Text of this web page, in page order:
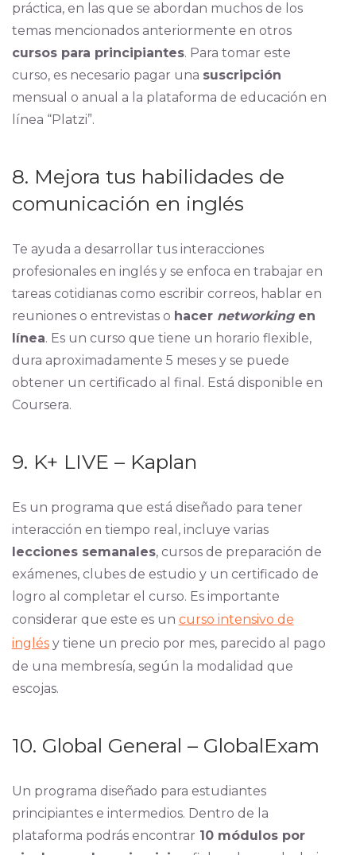
práctica, en las que se abordan muchos de los
temas mencionados anteriormente en otros
cursos para principiantes. Para tomar este
curso, es necesario pagar una suscripción
mensual o anual a la plataforma de educación en
línea “Platzi”.
8. Mejora tus habilidades de
comunicación en inglés
Te ayuda a desarrollar tus interacciones
profesionales en inglés y se enfoca en trabajar en
tareas cotidianas como escribir correos, hablar en
reuniones o entrevistas o hacer networkingen
línea. Es un curso que tiene un horario flexible,
dura aproximadamente 5 meses y se puede
obtener un certificado al final. Está disponible en
Coursera.
9. K+ LIVE – Kaplan
Es un programa que está diseñado para tener
interacción en tiempo real, incluye varias
lecciones semanales, cursos de preparación de
exámenes, clubes de estudio y un certificado de
logro al completar el curso. Es importante
considerar que este es un curso intensivo de
inglésy tiene un precio por mes, parecido al pago
de una membresía, según la modalidad que
escojas.
10. Global General – GlobalExam
Un programa diseñado para estudiantes
principiantes e intermedios. Dentro de la
plataforma podrás encontrar 10 módulos por